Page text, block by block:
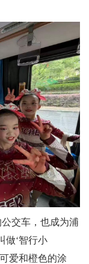
交车，也成为浦
做‘智行小
爱和橙色的涂